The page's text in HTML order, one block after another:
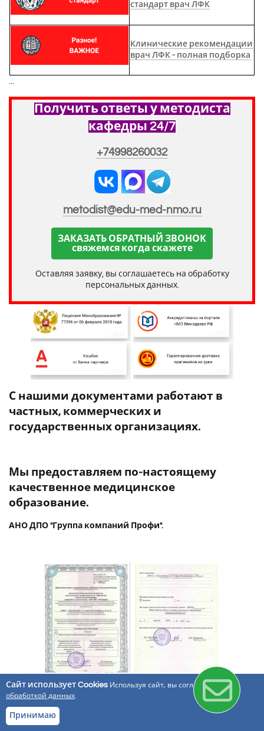
стандарт врач ЛФК
Клинические рекомендации
врач ЛФК - полная подборка
...
Получить ответы у методиста
кафедры 24/7
+74998260032
metodist@edu-med-nmo.ru
ЗАКАЗАТЬ ОБРАТНЫЙ ЗВОНОК
свяжемся когда скажете
Оставляя заявку, вы соглашаетесь на обработку
персональных данных.
С нашими документами работают в
частных, коммерческих и
государственных организациях.
Мы предоставляем по-настоящему
качественное медицинское
образование.
АНО ДПО "Группа компаний Профи".
Сайт использует Cookies Используя сайт, вы соглашаетесь с
обработкой данных.
Принимаю